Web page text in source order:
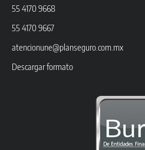
55 4170 9668
55 4170 9667
atencionune@planseguro.com.mx
Descargar formato